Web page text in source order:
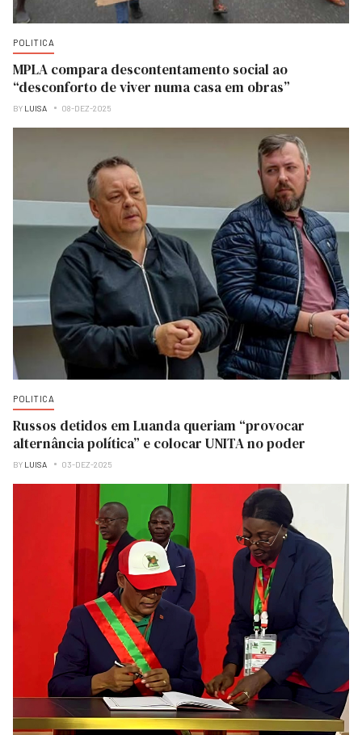
POLITICA
MPLA compara descontentamento social ao
“desconforto de viver numa casa em obras”
BY LUISA 08-DEZ-2025
POLITICA
Russos detidos em Luanda queriam “provocar
alternância política” e colocar UNITA no poder
BY LUISA 03-DEZ-2025